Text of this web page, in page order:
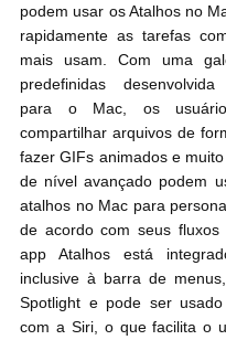
podem usar os Atalhos no
rapidamente as tarefas
mais usam. Com uma
predefinidas desenvolvida
para o Mac, os
compartilhar arquivos de
fazer GIFs animados e
de nível avançado podem
atalhos no Mac para
de acordo com seus
app Atalhos está
inclusive à barra de
Spotlight e pode ser
com a Siri, o que facilita o